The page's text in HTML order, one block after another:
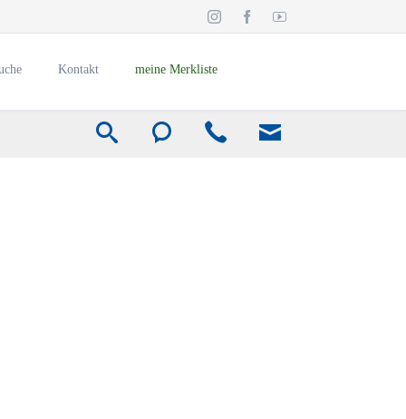
Kontakt meine Merkliste